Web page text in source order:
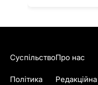
Суспільство
Політика
Про нас